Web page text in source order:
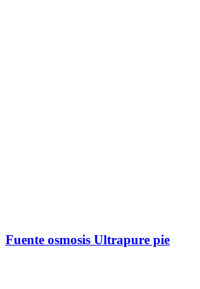
Fuente osmosis Ultrapure pie